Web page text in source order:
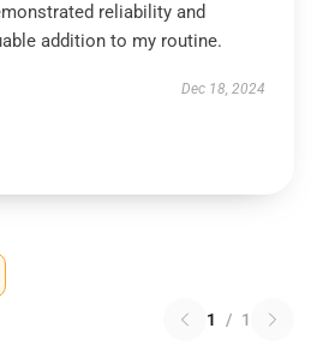
reliability and
addition to my routine.
Dec 18, 2024
1 / 1